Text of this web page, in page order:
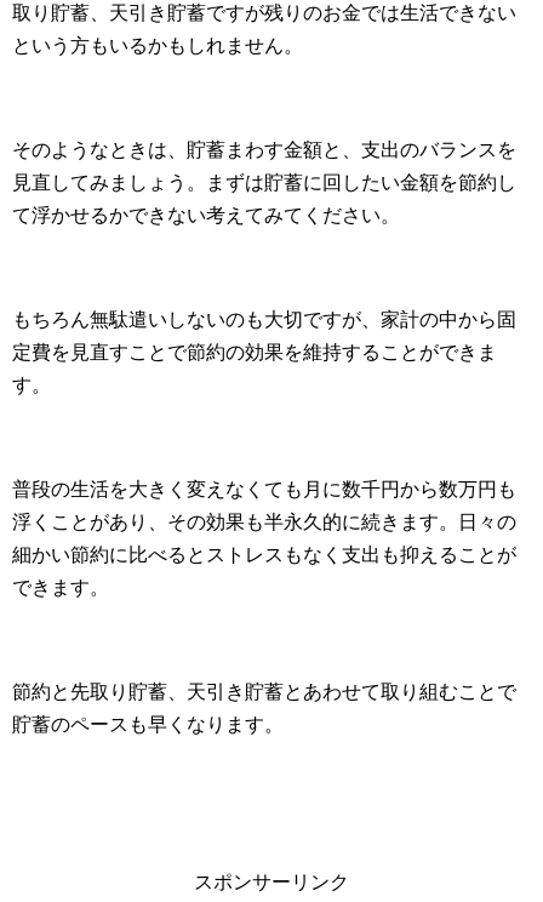
取り貯蓄、天引き貯蓄ですが残りのお金では生活できない
という方もいるかもしれません。
そのようなときは、貯蓄まわす金額と、支出のバランスを
見直してみましょう。まずは貯蓄に回したい金額を節約し
て浮かせるかできない考えてみてください。
もちろん無駄遣いしないのも大切ですが、家計の中から固
定費を見直すことで節約の効果を維持することができま
す。
普段の生活を大きく変えなくても月に数千円から数万円も
浮くことがあり、その効果も半永久的に続きます。日々の
細かい節約に比べるとストレスもなく支出も抑えることが
できます。
節約と先取り貯蓄、天引き貯蓄とあわせて取り組むことで
貯蓄のペースも早くなります。
スポンサーリンク